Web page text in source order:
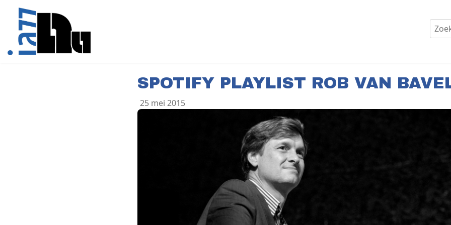
SPOTIFY PLAYLIST ROB VAN
25 mei 2015